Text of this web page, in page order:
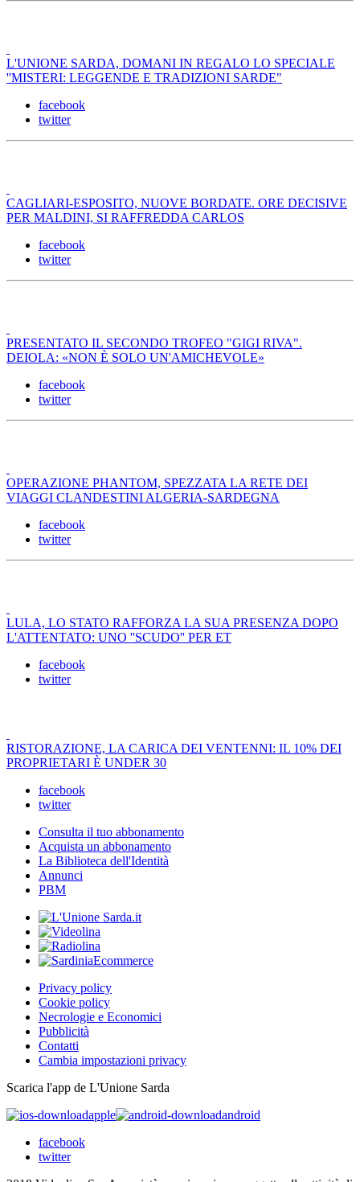
L'UNIONE SARDA, DOMANI IN REGALO LO SPECIALE
''MISTERI: LEGGENDE E TRADIZIONI SARDE"
facebook
twitter
CAGLIARI-ESPOSITO, NUOVE BORDATE. ORE DECISIVE
PER MALDINI, SI RAFFREDDA CARLOS
facebook
twitter
PRESENTATO IL SECONDO TROFEO "GIGI RIVA".
DEIOLA: «NON È SOLO UN'AMICHEVOLE»
facebook
twitter
OPERAZIONE PHANTOM, SPEZZATA LA RETE DEI
VIAGGI CLANDESTINI ALGERIA-SARDEGNA
facebook
twitter
LULA, LO STATO RAFFORZA LA SUA PRESENZA DOPO
L'ATTENTATO: UNO ''SCUDO'' PER ET
facebook
twitter
RISTORAZIONE, LA CARICA DEI VENTENNI: IL 10% DEI
PROPRIETARI È UNDER 30
facebook
twitter
Consulta il tuo abbonamento
Acquista un abbonamento
La Biblioteca dell'Identità
Annunci
PBM
Privacy policy
Cookie policy
Necrologie e Economici
Pubblicità
Contatti
Cambia impostazioni privacy
Scarica l'app de L'Unione Sarda
apple
android
facebook
twitter